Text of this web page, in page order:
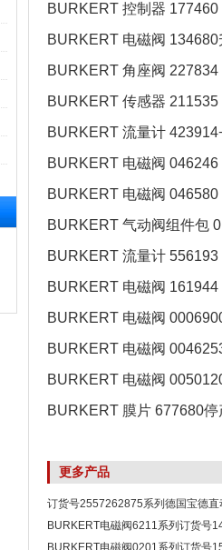
BURKERT 控制器 177460
BURKERT 电磁阀
BURKERT 角座阀 227834
BURKERT 传感器 211535
BURKERT 流量计
BURKERT 电磁阀 046246
BURKERT 电磁阀 046580
BURKERT 气动阀组件包
BURKERT 流量计
BURKERT 电磁阀 161944
BURKERT 电磁阀
BURKERT 电磁阀
BURKERT 电磁阀
BURKERT 膜片 677680
更多产品
订货号2557262875系列德国宝德直
BURKERT电磁阀
BURKERT电磁阀6211系列订货号
BURKERT电磁阀0201系列订货号